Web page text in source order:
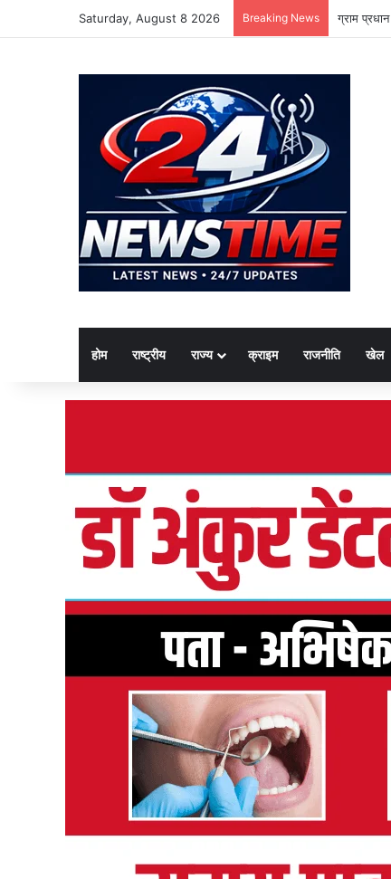
Saturday, August 8 2026 Breaking News ग्राम
होम राष्ट्रीय राज्य क्राइम राजनीति खेल